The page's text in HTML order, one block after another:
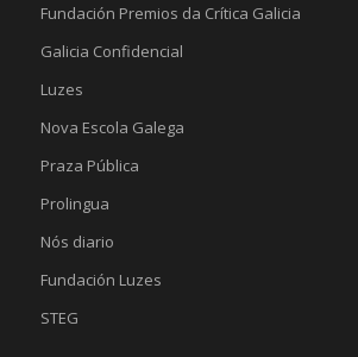
Fundación Premios da Crítica Galicia
Galicia Confidencial
Luzes
Nova Escola Galega
Praza Pública
Prolingua
Nós diario
Fundación Luzes
STEG